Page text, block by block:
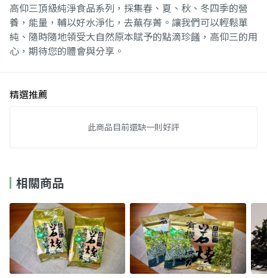
高仰三頂級純淨食品系列，採集春、夏、秋、冬四季的營
養，能量，輔以好水淨化，去蕪存菁。讓我們可以輕鬆單
純、隨時隨地領受大自然原本賦予的點滴珍饈，高仰三的用
心，期待您的體會與分享。
精選推薦
此商品目前還缺一則好評
相關商品